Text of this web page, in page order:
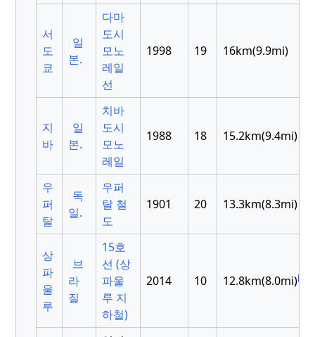
서
도
쿄
일
본.
다마
도시
모노
레일
선
1998 19 16km(9.9mi)
지
바
일
본.
치바
도시
모노
레일
1988 18 15.2km(9.4mi)
우
퍼
탈
독
일.
우퍼
탈 철
도
1901 20 13.3km(8.3mi)
상
파
울
루
브
라
질
15호
선 (상
파울
루 지
하철)
2014 10 12.8km(8.0mi)[1]